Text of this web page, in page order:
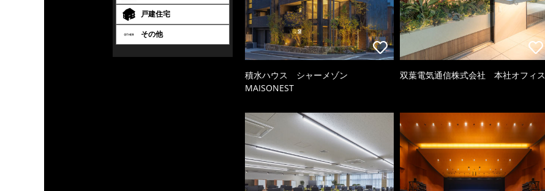
戸建住宅
その他
積水ハウス シャーメゾン
MAISONEST
双葉電気通信株式会社 本社オフィス